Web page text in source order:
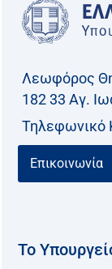
σ
Λεωφόρος
182 33 Aγ.
Τηλεφωνικό
Επικοινωνία
Το